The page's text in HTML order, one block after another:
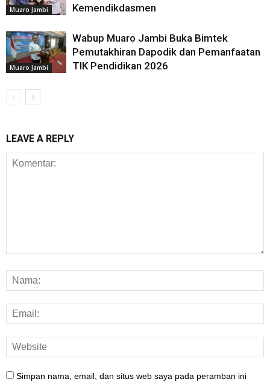
Muaro Jambi
Kemendikdasmen
Muaro Jambi
Wabup Muaro Jambi Buka Bimtek
Pemutakhiran Dapodik dan Pemanfaatan
TIK Pendidikan 2026
LEAVE A REPLY
Simpan nama, email, dan situs web saya pada peramban ini